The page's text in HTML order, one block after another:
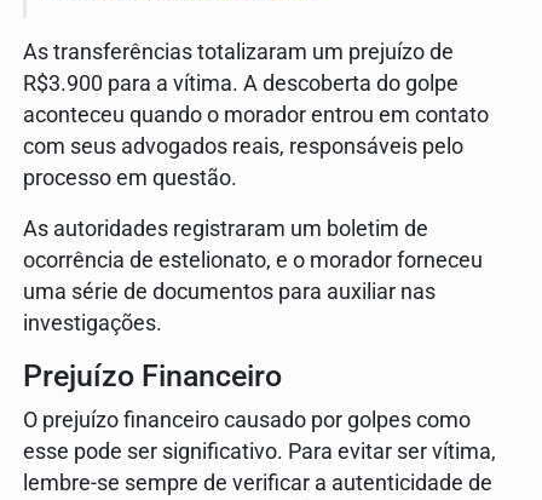
As transferências totalizaram um prejuízo de
R$3.900 para a vítima. A descoberta do golpe
aconteceu quando o morador entrou em contato
com seus advogados reais, responsáveis pelo
processo em questão.
As autoridades registraram um boletim de
ocorrência de estelionato, e o morador forneceu
uma série de documentos para auxiliar nas
investigações.
Prejuízo Financeiro
O prejuízo financeiro causado por golpes como
esse pode ser significativo. Para evitar ser vítima,
lembre-se sempre de verificar a autenticidade de